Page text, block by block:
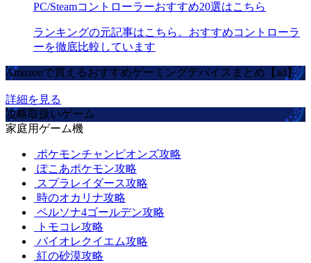
PC/Steamコントローラーおすすめ20選はこちら
ランキングの元記事はこちら。おすすめコントローラ
ーを徹底比較しています
Amazonで買えるおすすめゲーミングデバイスまとめ【ad】
詳細を見る
攻略取扱いゲーム
家庭用ゲーム機
ポケモンチャンピオンズ攻略
ぽこあポケモン攻略
スプラレイダース攻略
時のオカリナ攻略
ペルソナ4ゴールデン攻略
トモコレ攻略
バイオレクイエム攻略
紅の砂漠攻略